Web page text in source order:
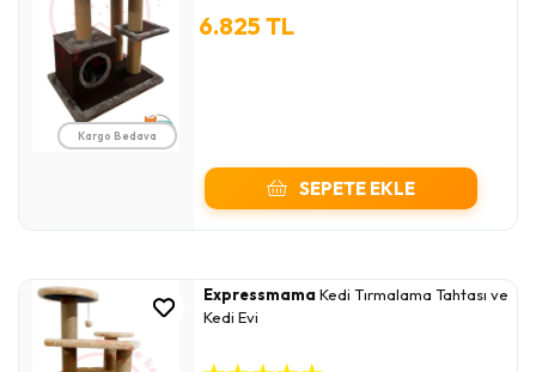
Kargo Bedava
6.825 TL
SEPETE EKLE
Expressmama Kedi Tırmalama Tahtası ve
Kedi Evi